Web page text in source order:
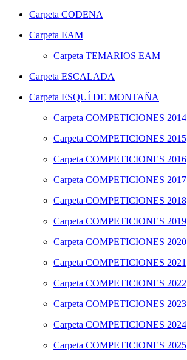
Carpeta CODENA
Carpeta EAM
Carpeta TEMARIOS EAM
Carpeta ESCALADA
Carpeta ESQUÍ DE MONTAÑA
Carpeta COMPETICIONES 2014
Carpeta COMPETICIONES 2015
Carpeta COMPETICIONES 2016
Carpeta COMPETICIONES 2017
Carpeta COMPETICIONES 2018
Carpeta COMPETICIONES 2019
Carpeta COMPETICIONES 2020
Carpeta COMPETICIONES 2021
Carpeta COMPETICIONES 2022
Carpeta COMPETICIONES 2023
Carpeta COMPETICIONES 2024
Carpeta COMPETICIONES 2025